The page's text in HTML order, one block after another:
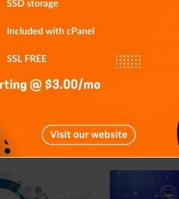
Curva
Más
Git: La
de
Carlos
Ago 5,
This will close in 4